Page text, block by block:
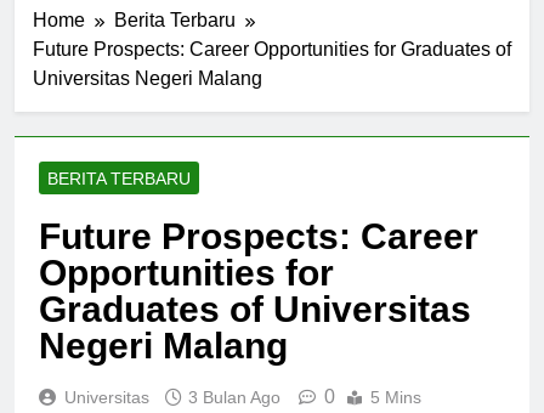
Home
Berita Terbaru
Future Prospects: Career Opportunities for Graduates of
Universitas Negeri Malang
BERITA TERBARU
Future Prospects: Career
Opportunities for
Graduates of Universitas
Negeri Malang
Universitas 3 Bulan Ago 0 5 Mins